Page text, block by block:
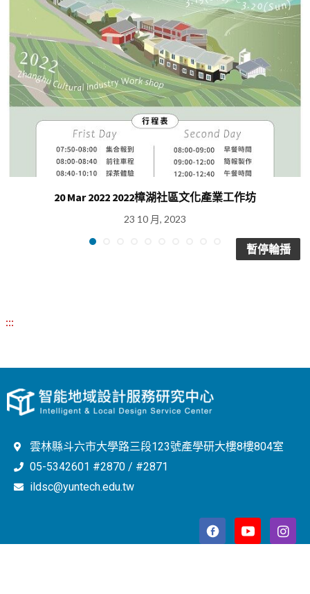
20 Mar 2022 2022樟湖社區文化產業工作坊
23 10 月, 2023
暫停輪播
:::
雲林縣斗六市大學路三段123號產學研大樓8樓804室
05-5342601 #2870 / #2871
ildsc@yuntech.edu.tw